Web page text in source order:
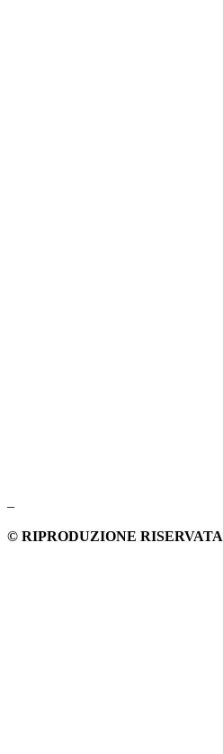
–
© RIPRODUZIONE RISERVATA